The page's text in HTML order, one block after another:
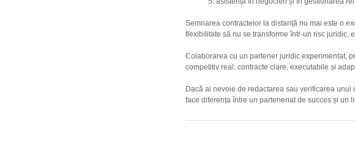
Semnarea contractelor la distanță nu mai este o
flexibilitate să nu se transforme într-un risc juridic,
Colaborarea cu un partener juridic experimentat,
competitiv real: contracte clare, executabile și
Dacă ai nevoie de redactarea sau verificarea
face diferența între un parteneriat de succes și un